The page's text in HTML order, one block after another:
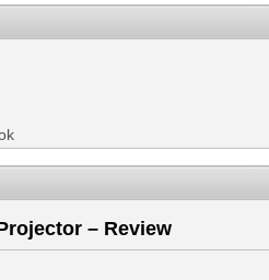
– Review